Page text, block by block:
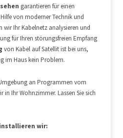
garantieren für einen
von moderner Technik und
wir Ihr Kabelnetz analysieren und
für Ihren störungsfreien Empfang
von Kabel auf Satellit ist bei uns,
im Haus kein Problem.
an Programmen vom
Ihr Wohnzimmer. Lassen Sie sich
wir: